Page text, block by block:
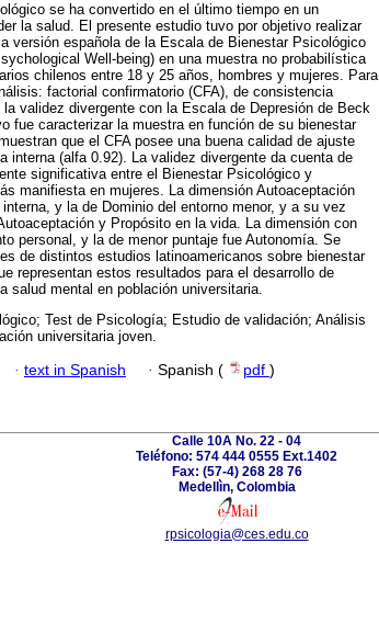
se ha convertido en el último tiempo en un
la salud. El presente estudio tuvo por objetivo realizar
versión española de la Escala de Bienestar Psicológico
Well-being) en una muestra no probabilística
chilenos entre 18 y 25 años, hombres y mujeres. Para
factorial confirmatorio (CFA), de consistencia
validez divergente con la Escala de Depresión de Beck
fue caracterizar la muestra en función de su bienestar
que el CFA posee una buena calidad de ajuste
interna (alfa 0.92). La validez divergente da cuenta de
significativa entre el Bienestar Psicológico y
manifiesta en mujeres. La dimensión Autoaceptación
y la de Dominio del entorno menor, y a su vez
y Propósito en la vida. La dimensión con
personal, y la de menor puntaje fue Autonomía. Se
de distintos estudios latinoamericanos sobre bienestar
representan estos resultados para el desarrollo de
salud mental en población universitaria.
Test de Psicología; Estudio de validación; Análisis
universitaria joven.
· text in Spanish · Spanish ( pdf )
Calle 10A No. 22 - 04
Teléfono: 574 444 0555 Ext.1402
Fax: (57-4) 268 28 76
Medellìn, Colombia
rpsicologia@ces.edu.co